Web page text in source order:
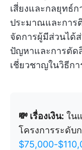
เสี่ยงและกลยุทธ์ก
ประมาณและการ
จัดการผู้มีส่วนได้
ปัญหาและการตัด
เชี่ยวชาญในวิธีก
💸 เรื่องเงิน: ใน
โครงการระดับ
$75,000-